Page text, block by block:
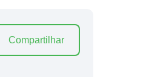
Compartilhar